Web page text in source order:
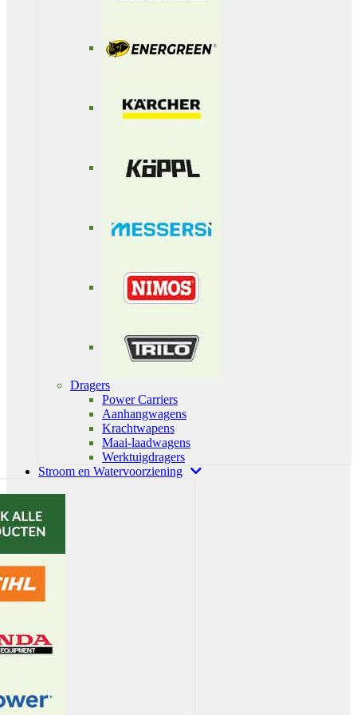
Dragers
Power Carriers
Aanhangwagens
Krachtwapens
Maai-laadwagens
Werktuigdragers
Stroom en Watervoorziening